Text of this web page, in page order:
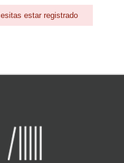
estar registrado